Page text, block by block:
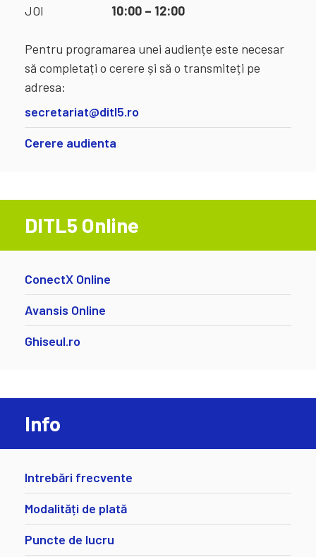
JOI 10:00 – 12:00
Pentru programarea unei audiențe este necesar
să completați o cerere și să o transmiteți pe
adresa:
secretariat@ditl5.ro
Cerere audienta
DITL5 Online
ConectX Online
Avansis Online
Ghiseul.ro
Info
Intrebări frecvente
Modalități de plată
Puncte de lucru